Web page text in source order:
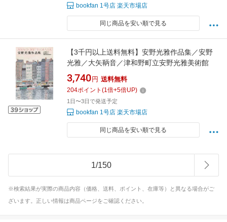
bookfan 1号店 楽天市場店
同じ商品を安い順で見る
【3千円以上送料無料】安野光雅作品集／安野
光雅／大矢鞆音／津和野町立安野光雅美術館
3,740 円 送料無料
204ポイント (1倍+5倍UP)
1日〜3日で発送予定
bookfan 1号店 楽天市場店
同じ商品を安い順で見る
1/150
※検索結果が実際の商品内容（価格、送料、ポイント、在庫等）と異なる場合がご
ざいます。正しい情報は商品ページをご確認ください。